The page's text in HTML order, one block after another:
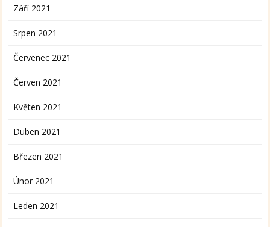
Září 2021
Srpen 2021
Červenec 2021
Červen 2021
Květen 2021
Duben 2021
Březen 2021
Únor 2021
Leden 2021